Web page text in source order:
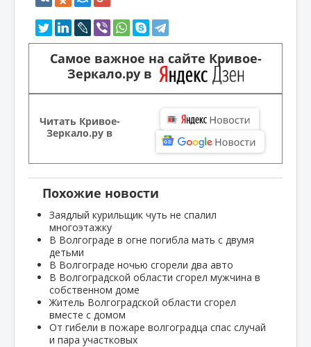
Самое важное на сайте Кривое-
Зеркало.ру в
Читать Кривое-
Зеркало.ру в
Похожие новости
Заядлый курильщик чуть не спалил
многоэтажку
В Волгограде в огне погибла мать с двумя
детьми
В Волгограде ночью сгорели два авто
В Волгоградской области сгорел мужчина в
собственном доме
Житель Волгоградской области сгорел
вместе с домом
От гибели в пожаре волгоградца спас случай
и пара участковых